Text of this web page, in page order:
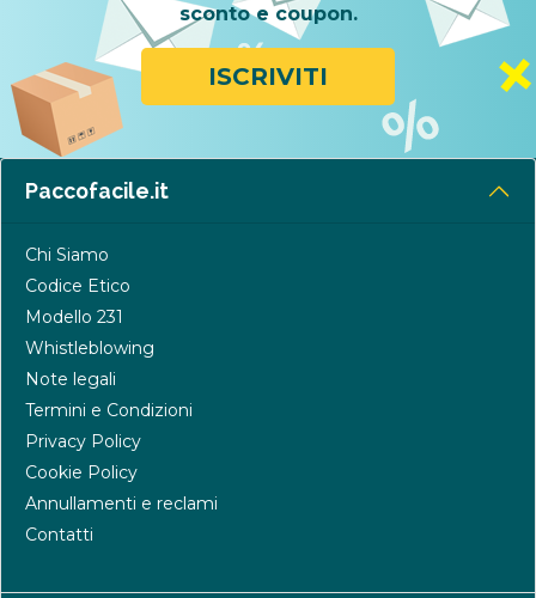
sconto e coupon.
ISCRIVITI
Paccofacile.it
Chi Siamo
Codice Etico
Modello 231
Whistleblowing
Note legali
Termini e Condizioni
Privacy Policy
Cookie Policy
Annullamenti e reclami
Contatti